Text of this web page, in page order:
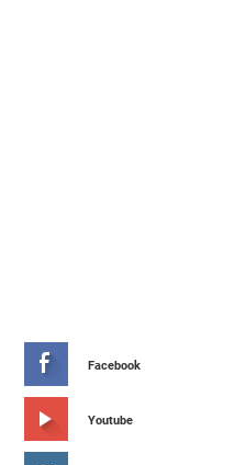
Facebook
Youtube